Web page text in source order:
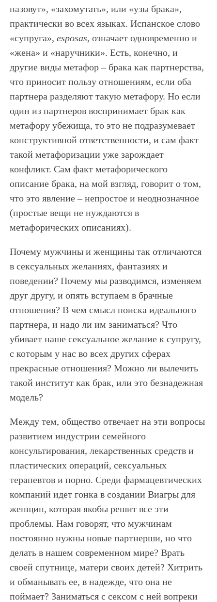
назовут», «захомутать», или «узы брака»,
практически во всех языках. Испанское слово
«супруга», esposas, означает одновременно и
«жена» и «наручники». Есть, конечно, и
другие виды метафор – брака как партнерства,
что приносит пользу отношениям, если оба
партнера разделяют такую метафору. Но если
один из партнеров воспринимает брак как
метафору убежища, то это не подразумевает
конструктивной ответственности, и сам факт
такой метафоризации уже зарождает
конфликт. Сам факт метафорического
описание брака, на мой взгляд, говорит о том,
что это явление – непростое и неоднозначное
(простые вещи не нуждаются в
метафорических описаниях).
Почему мужчины и женщины так отличаются
в сексуальных желаниях, фантазиях и
поведении? Почему мы разводимся, изменяем
друг другу, и опять вступаем в брачные
отношения? В чем смысл поиска идеального
партнера, и надо ли им заниматься? Что
убивает наше сексуальное желание к супругу,
с которым у нас во всех других сферах
прекрасные отношения? Можно ли вылечить
такой институт как брак, или это безнадежная
модель?
Между тем, общество отвечает на эти вопросы
развитием индустрии семейного
консультирования, лекарственных средств и
пластических операций, сексуальных
терапевтов и порно. Среди фармацевтических
компаний идет гонка в создании Виагры для
женщин, которая якобы решит все эти
проблемы. Нам говорят, что мужчинам
постоянно нужны новые партнерши, но что
делать в нашем современном мире? Врать
своей спутнице, матери своих детей? Хитрить
и обманывать ее, в надежде, что она не
поймает? Заниматься с сексом с ней вопреки